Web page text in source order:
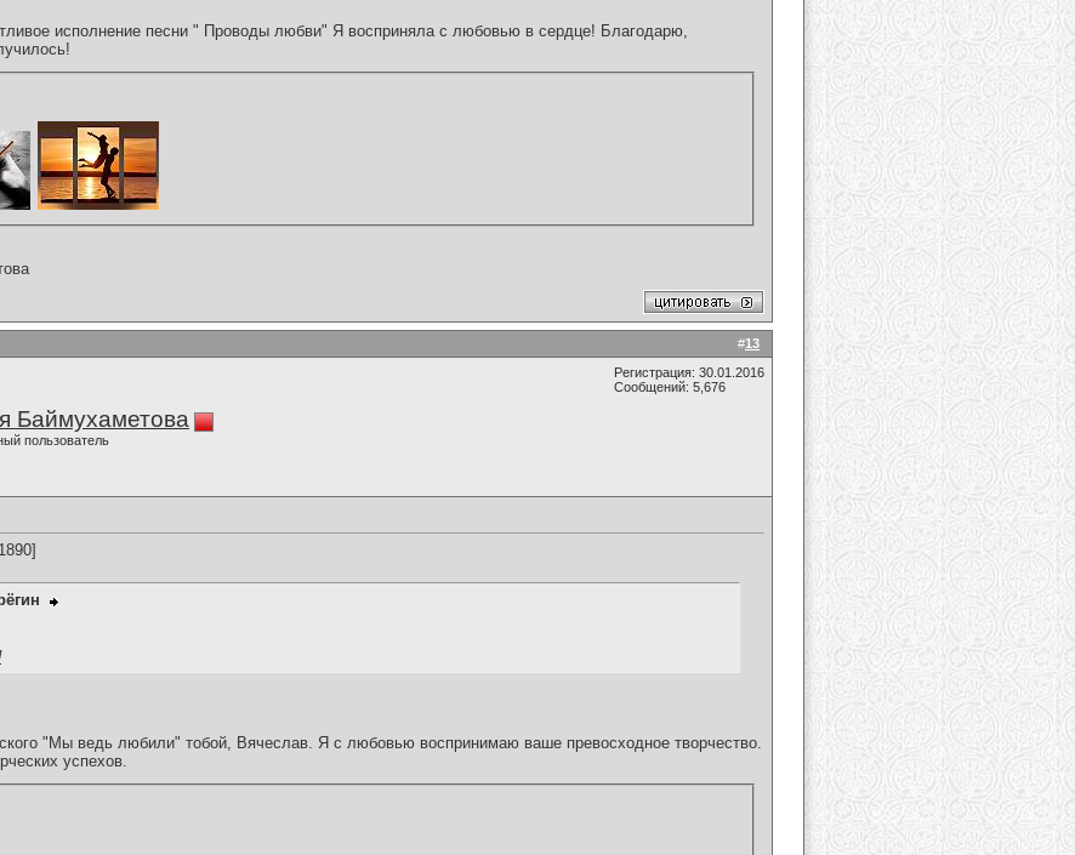
исполнение песни " Проводы любви" Я восприняла с любовью в сердце! Благодарю,
#13
Баймухаметова
пользователь
Регистрация: 30.01.2016
Сообщений: 5,676
"Мы ведь любили" тобой, Вячеслав. Я с любовью воспринимаю ваше превосходное творчество.
успехов.